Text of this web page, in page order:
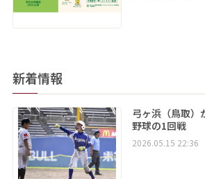
新着情報
弓ヶ浜（鳥取
野球の1回戦
2026.05.15 22:36